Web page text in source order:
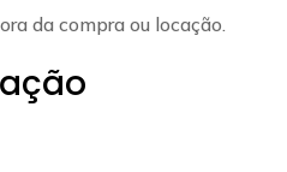
da compra ou locação.